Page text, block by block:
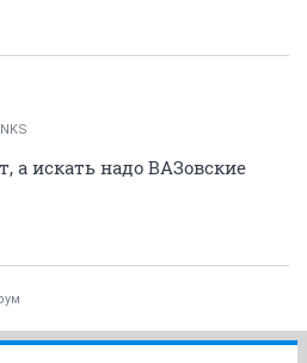
NKS
а искать надо ВАЗовские